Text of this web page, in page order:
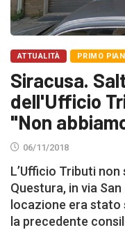
ATTUALITÀ PRIMO
Siracusa.
dell'Ufficio
"Non
06/11/2018
L’Ufficio Tributi
Questura, in via
locazione era
la precedente